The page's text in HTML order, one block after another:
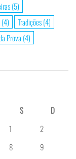
(5)
(4) Tradições(4)
Prova (4)
S
D
1
2
8
9